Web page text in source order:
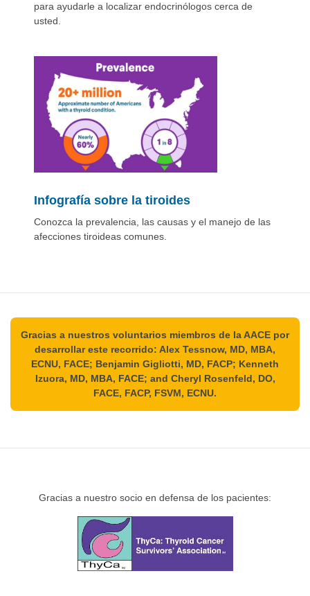
para ayudarle a localizar endocrinólogos cerca de
usted.
Infografía sobre la tiroides
Conozca la prevalencia, las causas y el manejo de las
afecciones tiroideas comunes.
Gracias a nuestros voluntarios miembros de la AACE por
desarrollar este recorrido: Alex Tessnow, MD, MBA,
ECNU, FACE; Benjamin Gigliotti, MD, FACP; Kenneth
Izuora, MD, MBA, FACE; and Cheryl Rosenfeld, DO,
FACE, FACP, FSVM, ECNU.
Gracias a nuestro socio en defensa de los pacientes: